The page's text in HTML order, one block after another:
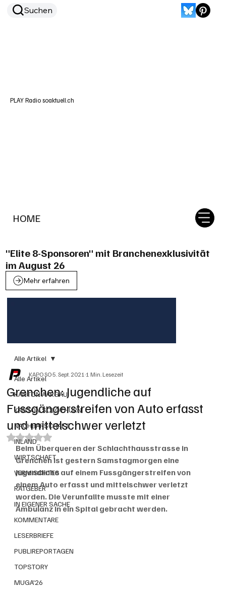
HOME
Suchen
PLAY Radio soaktuell.ch
"Elite 8-Sponsoren" mit Branchenexklusivität
im August 26
Mehr erfahren
Alle Artikel
KANTON AARGAU
KANTON SOLOTHURN
NACHBARSCHAFT
INLAND
WIRTSCHAFT
VERMISCHTES
RATGEBER
IN EIGENER SACHE
KOMMENTARE
LESERBRIEFE
PUBLIREPORTAGEN
TOPSTORY
MUGA'26
Alle Artikel
Grenchen: Jugendliche auf
Fussgängerstreifen von Auto erfasst
und mittelschwer verletzt
KAPO SO5. Sept. 20211 Min. Lesezeit
Mit NaN von 5 Sternen bewertet.
Beim Überqueren der Schlachthausstrasse in
Grenchen ist gestern Samstagmorgen eine
Jugendliche auf einem Fussgängerstreifen von
einem Auto erfasst und mittelschwer verletzt
worden. Die Verunfallte musste mit einer
Ambulanz in ein Spital gebracht werden.